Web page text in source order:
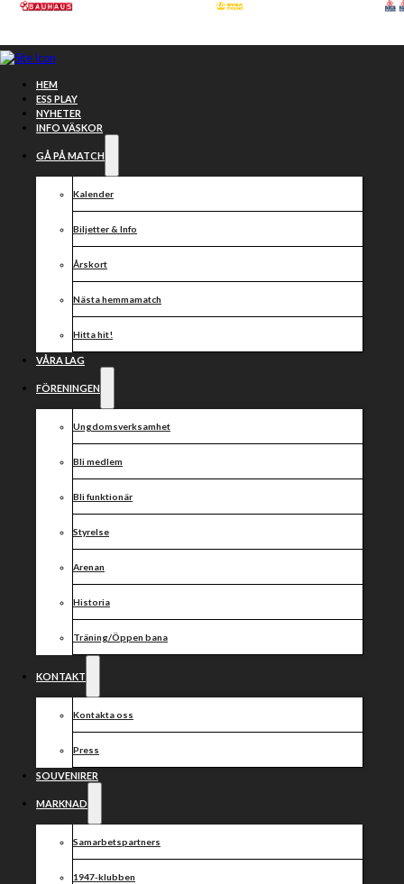
Hoppa till huvudinnehåll
HEM
ESS PLAY
NYHETER
INFO VÄSKOR
GÅ PÅ MATCH
Kalender
Biljetter & Info
Årskort
Nästa hemmamatch
Hitta hit!
VÅRA LAG
FÖRENINGEN
Ungdomsverksamhet
Bli medlem
Bli funktionär
Styrelse
Arenan
Historia
Träning/Öppen bana
KONTAKT
Kontakta oss
Press
SOUVENIRER
MARKNAD
Samarbetspartners
1947-klubben
Veckans
tisdagsintervju
med Marcin
Nowak!
Dela nyheten: